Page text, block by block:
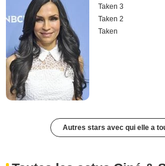
Taken 3
Taken 2
Taken
Autres stars avec qui elle a